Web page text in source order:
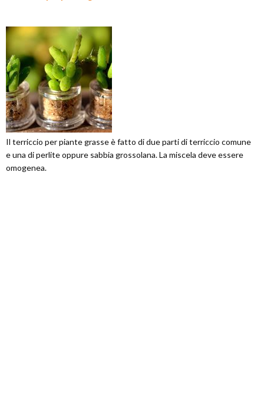
Il terriccio per piante grasse è fatto di due parti di terriccio comune
e una di perlite oppure sabbia grossolana. La miscela deve essere
omogenea.